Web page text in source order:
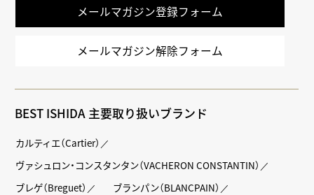
メールマガジン登録フォーム
メールマガジン解除フォーム
BEST ISHIDA 主要取り扱いブランド
カルティエ（Cartier）
ヴァシュロン・コンスタンタン（VACHERON CONSTANTIN）
ブレゲ（Breguet）
ブランパン（BLANCPAIN）